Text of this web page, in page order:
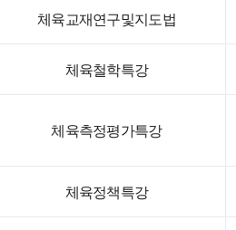
체육교재연구및지도법
체육철학특강
체육측정평가특강
체육정책특강